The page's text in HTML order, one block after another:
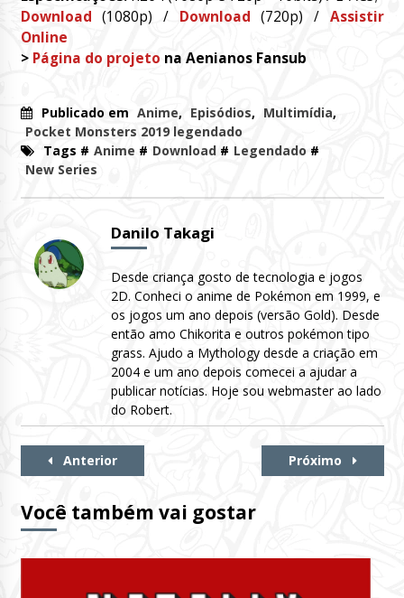
Download (1080p) / Download (720p) / Assistir
Online
> Página do projeto na Aenianos Fansub
Publicado em Anime, Episódios, Multimídia,
Pocket Monsters 2019 legendado
Tags # Anime # Download# Legendado#
New Series
Danilo Takagi
Desde criança gosto de tecnologia e jogos
2D. Conheci o anime de Pokémon em 1999, e
os jogos um ano depois (versão Gold). Desde
então amo Chikorita e outros pokémon tipo
grass. Ajudo a Mythology desde a criação em
2004 e um ano depois comecei a ajudar a
publicar notícias. Hoje sou webmaster ao lado
do Robert.
Continue
Anterior Próximo
Você também vai gostar